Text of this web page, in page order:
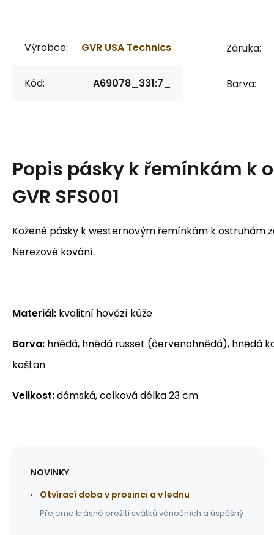
Výrobce: GVR USA Technics
Kód: A69078_331:7_
Záruka:
Barva:
Popis pásky k řemínkám k
GVR SFS001
Kožené pásky k westernovým řemínkám k ostruhám
Nerezové kování.
Materiál: kvalitní hovězí kůže
Barva: hnědá, hnědá russet (červenohnědá), hnědá
kaštan
Velikost:dámská, celková délka 23 cm
NOVINKY
Otvírací doba v prosinci a v lednu
Přejeme krásné prožití svátků vánočních a úspěšný